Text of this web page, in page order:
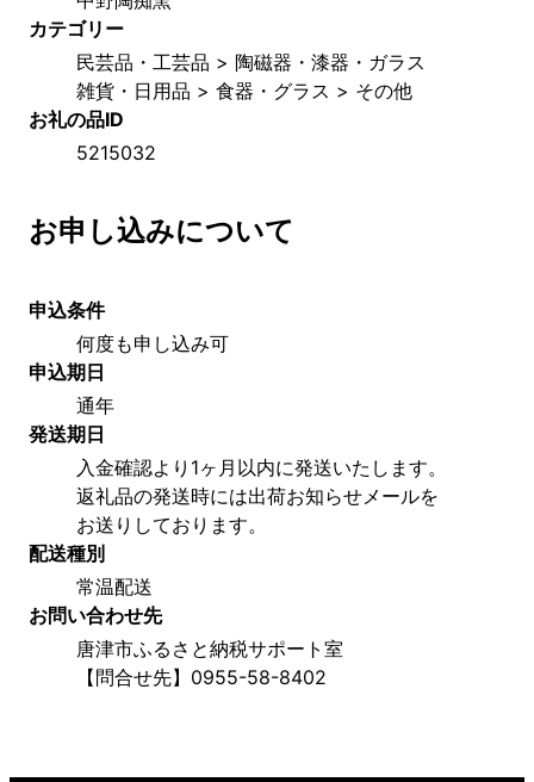
カテゴリー
民芸品・工芸品 > 陶磁器・漆器・ガラス
雑貨・日用品 > 食器・グラス > その他
お礼の品ID
5215032
お申し込みについて
申込条件
何度も申し込み可
申込期日
通年
発送期日
入金確認より1ヶ月以内に発送いたします。
返礼品の発送時には出荷お知らせメールを
お送りしております。
配送種別
常温配送
お問い合わせ先
唐津市ふるさと納税サポート室
【問合せ先】0955-58-8402